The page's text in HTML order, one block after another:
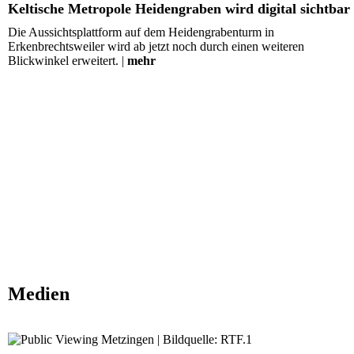
Keltische Metropole Heidengraben wird digital sichtbar
Die Aussichtsplattform auf dem Heidengrabenturm in
Erkenbrechtsweiler wird ab jetzt noch durch einen weiteren
Blickwinkel erweitert. | mehr
Medien
Schmiededom bebt nach deutschem Torhagel